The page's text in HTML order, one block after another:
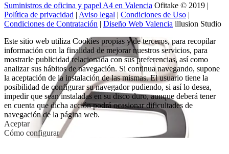
Suministros de oficina y papel A4 en Valencia Ofitake © 2019 |
Política de privacidad | Aviso legal | Condiciones de Uso |
Condiciones de Contratación | Diseño Web Valencia illusion Studio
Este sitio web utiliza Cookies propias y de terceros, para recopilar
información con la finalidad de mejorar nuestros servicios, para
mostrarle publicidad relacionada con sus preferencias, así como
analizar sus hábitos de navegación. Si continua navegando, supone
la aceptación de la instalación de las mismas. El usuario tiene la
posibilidad de configurar su navegador pudiendo, si así lo desea,
impedir que sean instaladas en su disco duro, aunque deberá tener
en cuenta que dicha acción podrá ocasionar dificultades de
navegación de la página web.
Aceptar
Cómo configurar